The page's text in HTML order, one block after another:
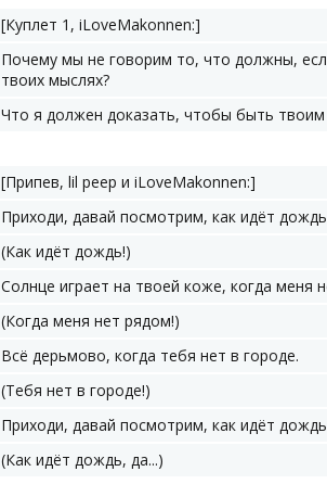
[Куплет 1, iLoveMakonnen:]
Почему мы не говорим то, что должны,
твоих мыслях?
Что я должен доказать, чтобы быть
[Припев, lil peep и ​iLoveMakonnen:]
Приходи, давай посмотрим, как идёт
(Как идёт дождь!)
Солнце играет на твоей коже, когда меня
(Когда меня нет рядом!)
Всё дерьмово, когда тебя нет в городе.
(Тебя нет в городе!)
Приходи, давай посмотрим, как идёт
(Как идёт дождь, да...)